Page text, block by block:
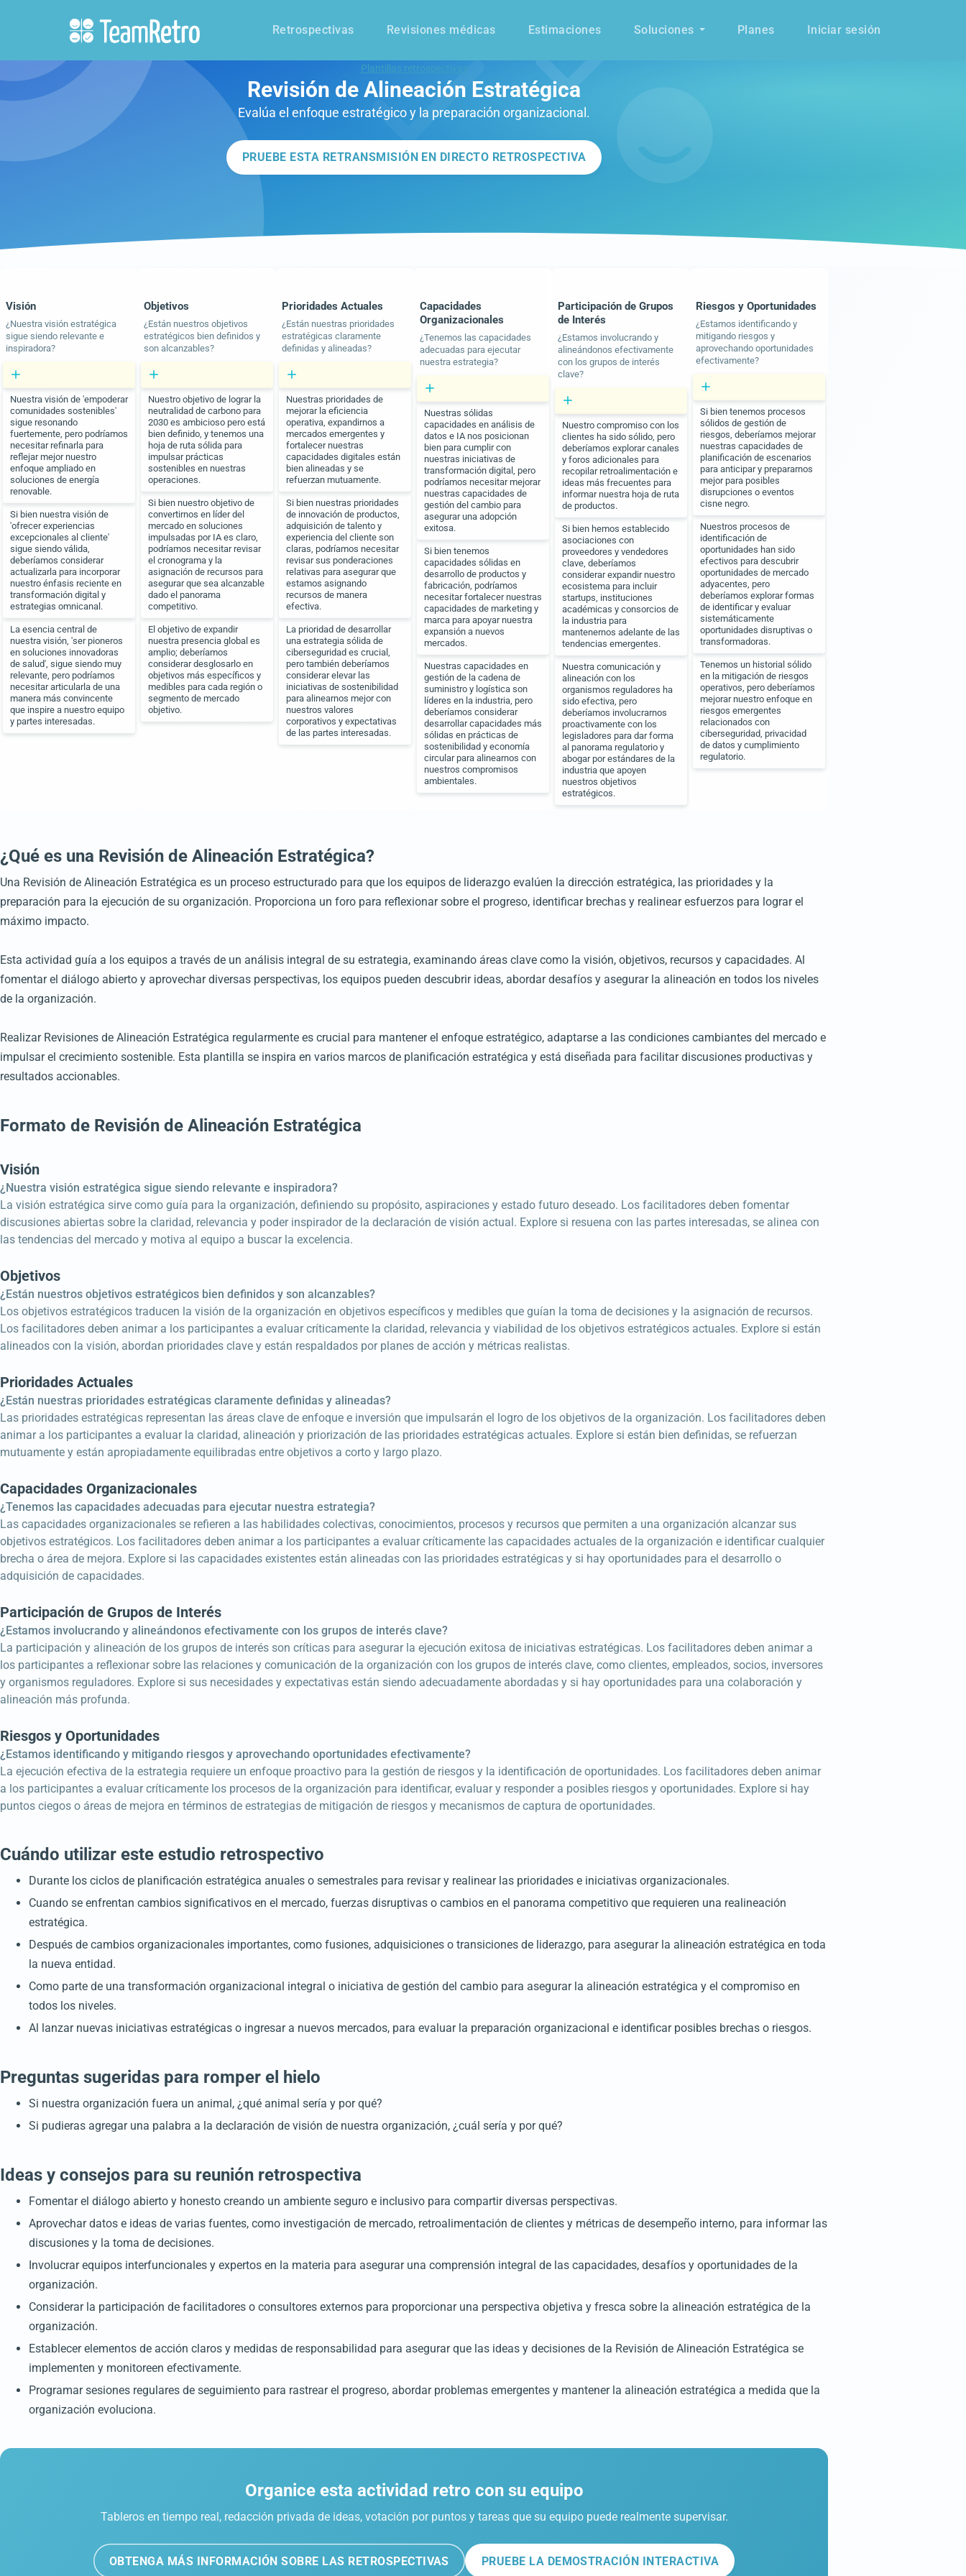
Retrospectivas Revisiones médicas Estimaciones Soluciones Planes Iniciar sesión
Plantillas retrospectivas
Revisión de Alineación Estratégica
Evalúa el enfoque estratégico y la preparación organizacional.
PRUEBE ESTA RETRANSMISIÓN EN DIRECTO RETROSPECTIVA
Visión
¿Nuestra visión estratégica
sigue siendo relevante e
inspiradora?
Nuestra visión de 'empoderar
comunidades sostenibles'
sigue resonando
fuertemente, pero podríamos
necesitar refinarla para
reflejar mejor nuestro
enfoque ampliado en
soluciones de energía
renovable.
Si bien nuestra visión de
'ofrecer experiencias
excepcionales al cliente'
sigue siendo válida,
deberíamos considerar
actualizarla para incorporar
nuestro énfasis reciente en
transformación digital y
estrategias omnicanal.
La esencia central de
nuestra visión, 'ser pioneros
en soluciones innovadoras
de salud', sigue siendo muy
relevante, pero podríamos
necesitar articularla de una
manera más convincente
que inspire a nuestro equipo
y partes interesadas.
Objetivos
¿Están nuestros objetivos
estratégicos bien definidos y
son alcanzables?
Nuestro objetivo de lograr la
neutralidad de carbono para
2030 es ambicioso pero está
bien definido, y tenemos una
hoja de ruta sólida para
impulsar prácticas
sostenibles en nuestras
operaciones.
Si bien nuestro objetivo de
convertirnos en líder del
mercado en soluciones
impulsadas por IA es claro,
podríamos necesitar revisar
el cronograma y la
asignación de recursos para
asegurar que sea alcanzable
dado el panorama
competitivo.
El objetivo de expandir
nuestra presencia global es
amplio; deberíamos
considerar desglosarlo en
objetivos más específicos y
medibles para cada región o
segmento de mercado
objetivo.
Prioridades Actuales
¿Están nuestras prioridades
estratégicas claramente
definidas y alineadas?
Nuestras prioridades de
mejorar la eficiencia
operativa, expandirnos a
mercados emergentes y
fortalecer nuestras
capacidades digitales están
bien alineadas y se
refuerzan mutuamente.
Si bien nuestras prioridades
de innovación de productos,
adquisición de talento y
experiencia del cliente son
claras, podríamos necesitar
revisar sus ponderaciones
relativas para asegurar que
estamos asignando
recursos de manera
efectiva.
La prioridad de desarrollar
una estrategia sólida de
ciberseguridad es crucial,
pero también deberíamos
considerar elevar las
iniciativas de sostenibilidad
para alinearnos mejor con
nuestros valores
corporativos y expectativas
de las partes interesadas.
Capacidades
Organizacionales
¿Tenemos las capacidades
adecuadas para ejecutar
nuestra estrategia?
Nuestras sólidas
capacidades en análisis de
datos e IA nos posicionan
bien para cumplir con
nuestras iniciativas de
transformación digital, pero
podríamos necesitar mejorar
nuestras capacidades de
gestión del cambio para
asegurar una adopción
exitosa.
Si bien tenemos
capacidades sólidas en
desarrollo de productos y
fabricación, podríamos
necesitar fortalecer nuestras
capacidades de marketing y
marca para apoyar nuestra
expansión a nuevos
mercados.
Nuestras capacidades en
gestión de la cadena de
suministro y logística son
líderes en la industria, pero
deberíamos considerar
desarrollar capacidades más
sólidas en prácticas de
sostenibilidad y economía
circular para alinearnos con
nuestros compromisos
ambientales.
Participación de Grupos
de Interés
¿Estamos involucrando y
alineándonos efectivamente
con los grupos de interés
clave?
Nuestro compromiso con los
clientes ha sido sólido, pero
deberíamos explorar canales
y foros adicionales para
recopilar retroalimentación e
ideas más frecuentes para
informar nuestra hoja de ruta
de productos.
Si bien hemos establecido
asociaciones con
proveedores y vendedores
clave, deberíamos
considerar expandir nuestro
ecosistema para incluir
startups, instituciones
académicas y consorcios de
la industria para
mantenernos adelante de las
tendencias emergentes.
Nuestra comunicación y
alineación con los
organismos reguladores ha
sido efectiva, pero
deberíamos involucrarnos
proactivamente con los
legisladores para dar forma
al panorama regulatorio y
abogar por estándares de la
industria que apoyen
nuestros objetivos
estratégicos.
Riesgos y Oportunidades
¿Estamos identificando y
mitigando riesgos y
aprovechando oportunidades
efectivamente?
Si bien tenemos procesos
sólidos de gestión de
riesgos, deberíamos mejorar
nuestras capacidades de
planificación de escenarios
para anticipar y prepararnos
mejor para posibles
disrupciones o eventos
cisne negro.
Nuestros procesos de
identificación de
oportunidades han sido
efectivos para descubrir
oportunidades de mercado
adyacentes, pero
deberíamos explorar formas
de identificar y evaluar
sistemáticamente
oportunidades disruptivas o
transformadoras.
Tenemos un historial sólido
en la mitigación de riesgos
operativos, pero deberíamos
mejorar nuestro enfoque en
riesgos emergentes
relacionados con
ciberseguridad, privacidad
de datos y cumplimiento
regulatorio.
¿Qué es una Revisión de Alineación Estratégica?
Una Revisión de Alineación Estratégica es un proceso estructurado para que los equipos de liderazgo evalúen la dirección estratégica, las prioridades y la
preparación para la ejecución de su organización. Proporciona un foro para reflexionar sobre el progreso, identificar brechas y realinear esfuerzos para lograr el
máximo impacto.
Esta actividad guía a los equipos a través de un análisis integral de su estrategia, examinando áreas clave como la visión, objetivos, recursos y capacidades. Al
fomentar el diálogo abierto y aprovechar diversas perspectivas, los equipos pueden descubrir ideas, abordar desafíos y asegurar la alineación en todos los niveles
de la organización.
Realizar Revisiones de Alineación Estratégica regularmente es crucial para mantener el enfoque estratégico, adaptarse a las condiciones cambiantes del mercado e
impulsar el crecimiento sostenible. Esta plantilla se inspira en varios marcos de planificación estratégica y está diseñada para facilitar discusiones productivas y
resultados accionables.
Formato de Revisión de Alineación Estratégica
Visión
¿Nuestra visión estratégica sigue siendo relevante e inspiradora?
La visión estratégica sirve como guía para la organización, definiendo su propósito, aspiraciones y estado futuro deseado. Los facilitadores deben fomentar
discusiones abiertas sobre la claridad, relevancia y poder inspirador de la declaración de visión actual. Explore si resuena con las partes interesadas, se alinea con
las tendencias del mercado y motiva al equipo a buscar la excelencia.
Objetivos
¿Están nuestros objetivos estratégicos bien definidos y son alcanzables?
Los objetivos estratégicos traducen la visión de la organización en objetivos específicos y medibles que guían la toma de decisiones y la asignación de recursos.
Los facilitadores deben animar a los participantes a evaluar críticamente la claridad, relevancia y viabilidad de los objetivos estratégicos actuales. Explore si están
alineados con la visión, abordan prioridades clave y están respaldados por planes de acción y métricas realistas.
Prioridades Actuales
¿Están nuestras prioridades estratégicas claramente definidas y alineadas?
Las prioridades estratégicas representan las áreas clave de enfoque e inversión que impulsarán el logro de los objetivos de la organización. Los facilitadores deben
animar a los participantes a evaluar la claridad, alineación y priorización de las prioridades estratégicas actuales. Explore si están bien definidas, se refuerzan
mutuamente y están apropiadamente equilibradas entre objetivos a corto y largo plazo.
Capacidades Organizacionales
¿Tenemos las capacidades adecuadas para ejecutar nuestra estrategia?
Las capacidades organizacionales se refieren a las habilidades colectivas, conocimientos, procesos y recursos que permiten a una organización alcanzar sus
objetivos estratégicos. Los facilitadores deben animar a los participantes a evaluar críticamente las capacidades actuales de la organización e identificar cualquier
brecha o área de mejora. Explore si las capacidades existentes están alineadas con las prioridades estratégicas y si hay oportunidades para el desarrollo o
adquisición de capacidades.
Participación de Grupos de Interés
¿Estamos involucrando y alineándonos efectivamente con los grupos de interés clave?
La participación y alineación de los grupos de interés son críticas para asegurar la ejecución exitosa de iniciativas estratégicas. Los facilitadores deben animar a
los participantes a reflexionar sobre las relaciones y comunicación de la organización con los grupos de interés clave, como clientes, empleados, socios, inversores
y organismos reguladores. Explore si sus necesidades y expectativas están siendo adecuadamente abordadas y si hay oportunidades para una colaboración y
alineación más profunda.
Riesgos y Oportunidades
¿Estamos identificando y mitigando riesgos y aprovechando oportunidades efectivamente?
La ejecución efectiva de la estrategia requiere un enfoque proactivo para la gestión de riesgos y la identificación de oportunidades. Los facilitadores deben animar
a los participantes a evaluar críticamente los procesos de la organización para identificar, evaluar y responder a posibles riesgos y oportunidades. Explore si hay
puntos ciegos o áreas de mejora en términos de estrategias de mitigación de riesgos y mecanismos de captura de oportunidades.
Cuándo utilizar este estudio retrospectivo
Durante los ciclos de planificación estratégica anuales o semestrales para revisar y realinear las prioridades e iniciativas organizacionales.
Cuando se enfrentan cambios significativos en el mercado, fuerzas disruptivas o cambios en el panorama competitivo que requieren una realineación
estratégica.
Después de cambios organizacionales importantes, como fusiones, adquisiciones o transiciones de liderazgo, para asegurar la alineación estratégica en toda
la nueva entidad.
Como parte de una transformación organizacional integral o iniciativa de gestión del cambio para asegurar la alineación estratégica y el compromiso en
todos los niveles.
Al lanzar nuevas iniciativas estratégicas o ingresar a nuevos mercados, para evaluar la preparación organizacional e identificar posibles brechas o riesgos.
Preguntas sugeridas para romper el hielo
Si nuestra organización fuera un animal, ¿qué animal sería y por qué?
Si pudieras agregar una palabra a la declaración de visión de nuestra organización, ¿cuál sería y por qué?
Ideas y consejos para su reunión retrospectiva
Fomentar el diálogo abierto y honesto creando un ambiente seguro e inclusivo para compartir diversas perspectivas.
Aprovechar datos e ideas de varias fuentes, como investigación de mercado, retroalimentación de clientes y métricas de desempeño interno, para informar las
discusiones y la toma de decisiones.
Involucrar equipos interfuncionales y expertos en la materia para asegurar una comprensión integral de las capacidades, desafíos y oportunidades de la
organización.
Considerar la participación de facilitadores o consultores externos para proporcionar una perspectiva objetiva y fresca sobre la alineación estratégica de la
organización.
Establecer elementos de acción claros y medidas de responsabilidad para asegurar que las ideas y decisiones de la Revisión de Alineación Estratégica se
implementen y monitoreen efectivamente.
Programar sesiones regulares de seguimiento para rastrear el progreso, abordar problemas emergentes y mantener la alineación estratégica a medida que la
organización evoluciona.
Organice esta actividad retro con su equipo
Tableros en tiempo real, redacción privada de ideas, votación por puntos y tareas que su equipo puede realmente supervisar.
OBTENGA MÁS INFORMACIÓN SOBRE LAS RETROSPECTIVAS PRUEBE LA DEMOSTRACIÓN INTERACTIVA